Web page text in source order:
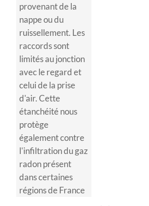
provenant de la
nappe ou du
ruissellement. Les
raccords sont
limités au jonction
avec le regard et
celui de la prise
d'air. Cette
étanchéité nous
protège
également contre
l'infiltration du gaz
radon présent
dans certaines
régions de France